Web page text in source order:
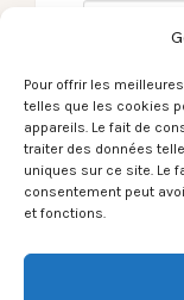
Pour offrir les
telles que les cookies
appareils. Le fait de
traiter des données
uniques sur ce site. Le
consentement peut
et fonctions.
← Le Son du
Barbara Pravi /